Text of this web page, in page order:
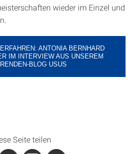
wieder im Einzel und
ANTONIA BERNHARD
IM INTERVIEW AUS UNSEREM
BLOG USUS
Seite teilen